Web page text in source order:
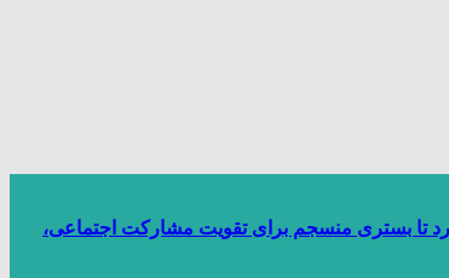
تا بستری منسجم برای تقویت مشارکت اجتماعی،